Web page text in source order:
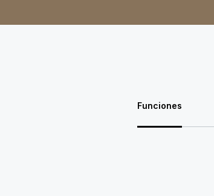
Funciones